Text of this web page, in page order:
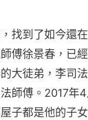
找到了如今還
傅徐景春，已
大徒弟，李司
師傅。2017年
子都是他的子